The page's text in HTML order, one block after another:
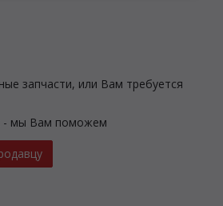
запчасти, или Вам требуется
- мы Вам поможем